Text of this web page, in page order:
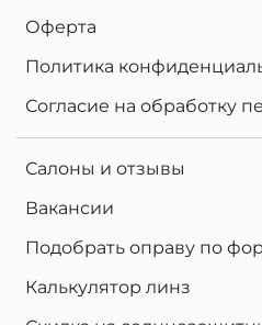
Оферта
Политика
Согласие на обработку
Салоны и отзывы
Вакансии
Подобрать оправу по
Калькулятор линз